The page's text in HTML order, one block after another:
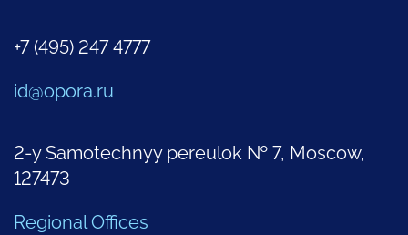
+7 (495) 247 4777
id@opora.ru
2-y Samotechnyy pereulok № 7, Moscow,
127473
Regional Offices